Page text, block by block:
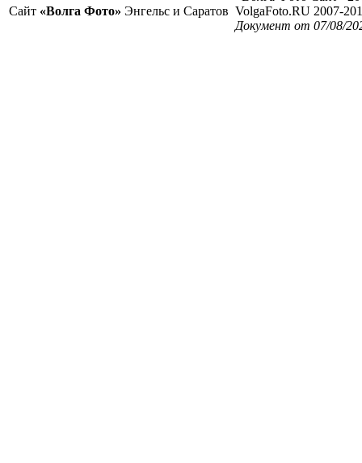
Сайт «Волга Фото» Энгельс и Саратов VolgaFoto.RU 2007-
Документ от 07/08/